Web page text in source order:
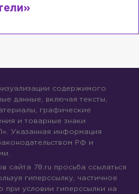
содержимого
данные, включая тексты,
графические
и товарные знаки
Указанная информация
РФ и
сайта 78.ru просьба ссылаться
гиперссылку, частичное
при условии гиперссылки на